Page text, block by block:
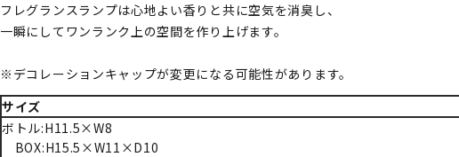
フレグランスランプは心地よい香りと共に空気を消臭し、
一瞬にしてワンランク上の空間を作り上げます。
※デコレーションキャップが変更になる可能性があります。
サイズ
ボトル:H11.5×W8
BOX:H15.5×W11×D10